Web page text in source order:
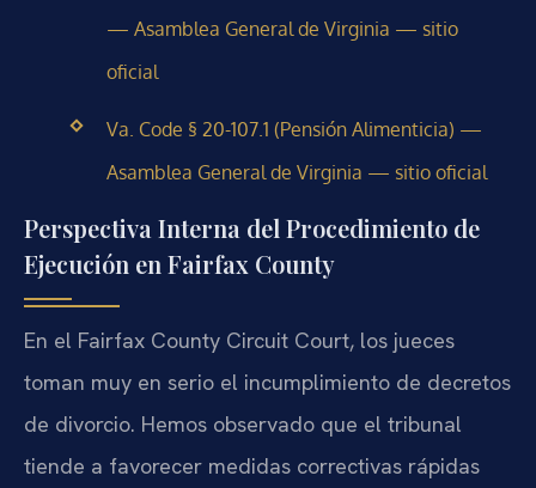
— Asamblea General de Virginia — sitio
oficial
Va. Code § 20-107.1 (Pensión Alimenticia) —
Asamblea General de Virginia — sitio oficial
Perspectiva Interna del Procedimiento de
Ejecución en Fairfax County
En el Fairfax County Circuit Court, los jueces
toman muy en serio el incumplimiento de decretos
de divorcio. Hemos observado que el tribunal
tiende a favorecer medidas correctivas rápidas